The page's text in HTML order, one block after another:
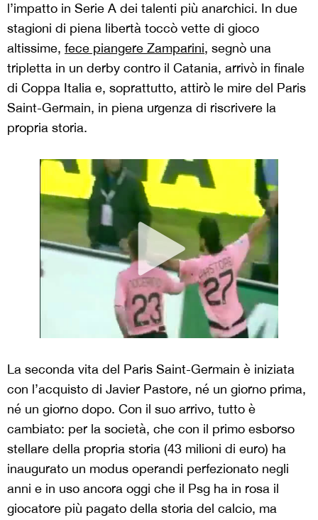
l’impatto in Serie A dei talenti più anarchici. In due
stagioni di piena libertà toccò vette di gioco
altissime, fece piangere Zamparini, segnò una
tripletta in un derby contro il Catania, arrivò in finale
di Coppa Italia e, soprattutto, attirò le mire del Paris
Saint-Germain, in piena urgenza di riscrivere la
propria storia.
La seconda vita del Paris Saint-Germain è iniziata
con l’acquisto di Javier Pastore, né un giorno prima,
né un giorno dopo. Con il suo arrivo, tutto è
cambiato: per la società, che con il primo esborso
stellare della propria storia (43 milioni di euro) ha
inaugurato un modus operandi perfezionato negli
anni e in uso ancora oggi che il Psg ha in rosa il
giocatore più pagato della storia del calcio, ma